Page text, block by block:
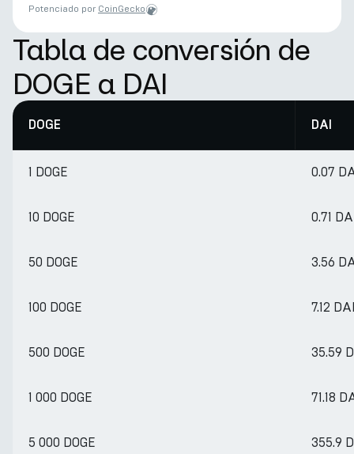
Potenciado por CoinGecko
Tabla de conversión de
DOGE a DAI
DOGE DAI
1 DOGE 0.07
10 DOGE 0.71
50 DOGE 3.56
100 DOGE 7.12
500 DOGE 35.59
1 000 DOGE 71.18
5 000 DOGE 355.9